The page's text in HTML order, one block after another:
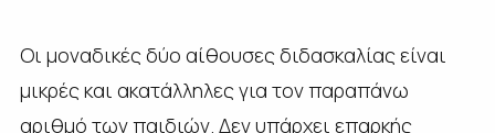
Οι μοναδικές δύο αίθουσες διδασκαλίας είναι
μικρές και ακατάλληλες για τον παραπάνω
αριθμό των παιδιών. Δεν υπάρχει επαρκής